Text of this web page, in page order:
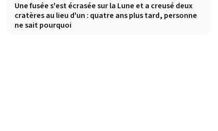
Une fusée s'est écrasée sur la Lune et a creusé deux
cratères au lieu d'un : quatre ans plus tard, personne
ne sait pourquoi